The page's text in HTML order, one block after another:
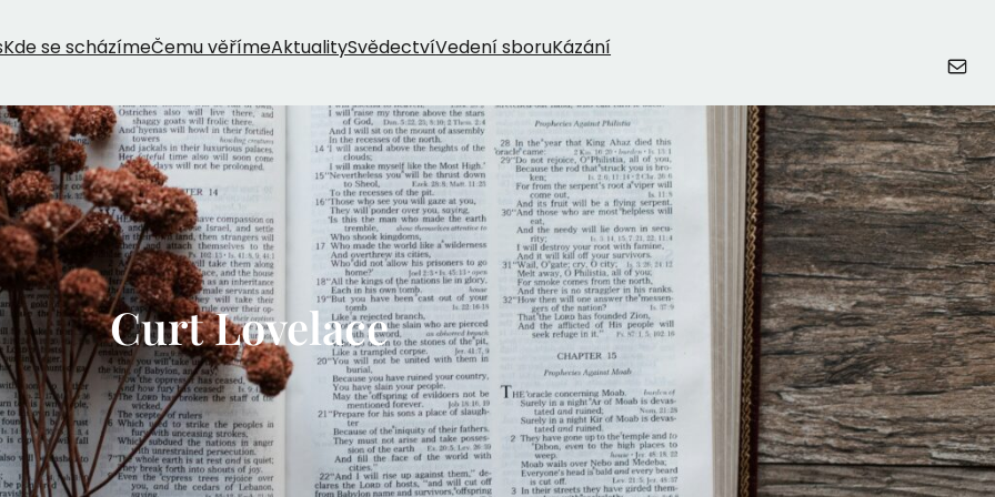
Kde se scházímeČemu věřímeAktualitySvědectvíVedení sboruKázání E-mail
Curt Lovelace